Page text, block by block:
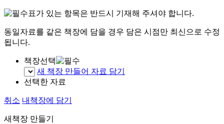
표가 있는 항목은 반드시 기재해 주셔야 합니다.
동일자료를 같은 책장에 담을 경우 담은 시점만 최신으로 수정
됩니다.
책장선택
새 책장 만들어 자료 담기
선택한 자료
취소 내책장에 담기
새책장 만들기